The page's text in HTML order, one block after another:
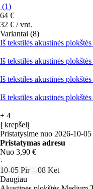
(1)
64 €
32 € / vnt.
Variantai (8)
Iš tekstilės akustinės
Iš tekstilės akustinės
Iš tekstilės akustinės
Iš tekstilės akustinės
+ 4
Į krepšelį
Pristatysime nuo 2026‑10‑05
Pristatymas adresu
Nuo 3,90 €
·
10‑05 Pir – 08 Ket
Daugiau